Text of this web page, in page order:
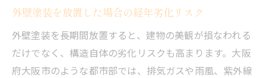
外壁塗装を放置した場合の経年劣化リスク
外壁塗装を長期間放置すると、建物の美観が損なわれる
だけでなく、構造自体の劣化リスクも高まります。大阪
府大阪市のような都市部では、排気ガスや雨風、紫外線